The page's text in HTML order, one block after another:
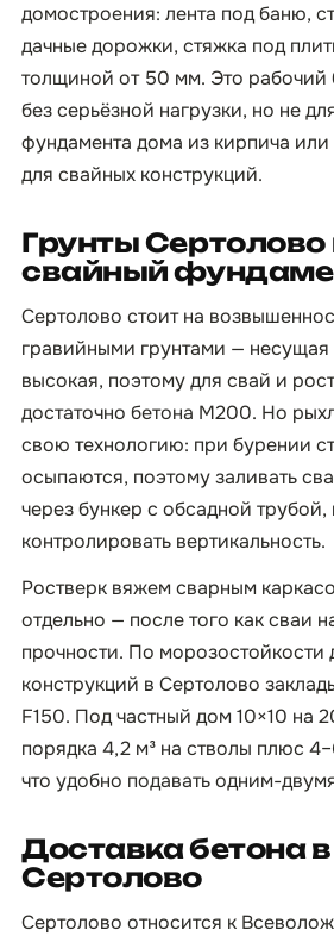
домостроения: лента под баню,
дачные дорожки, стяжка под
толщиной от 50 мм. Это рабочий
без серьёзной нагрузки, но не
фундамента дома из кирпича или
для свайных конструкций.
Грунты Сертолово
свайный
Сертолово стоит на
гравийными грунтами — несущая
высокая, поэтому для свай и
достаточно бетона М200. Но
свою технологию: при бурении
осыпаются, поэтому заливать
через бункер с обсадной трубой,
контролировать вертикальность.
Ростверк вяжем сварным
отдельно — после того как сваи
прочности. По морозостойкости
конструкций в Сертолово
F150. Под частный дом 10×10 на
порядка 4,2 м³ на стволы плюс
что удобно подавать одним-
Доставка бетона в
Сертолово
Сертолово относится к